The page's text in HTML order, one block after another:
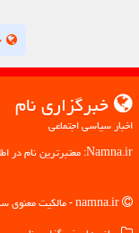
خبرگزاری نام
اخبار سیاسی اجتماعی
Namna.ir: معتبرترین نام در اطلاع رسانی اخبار سیاسی و اجتماعی، گامی مطمئن به سوی آگاهی